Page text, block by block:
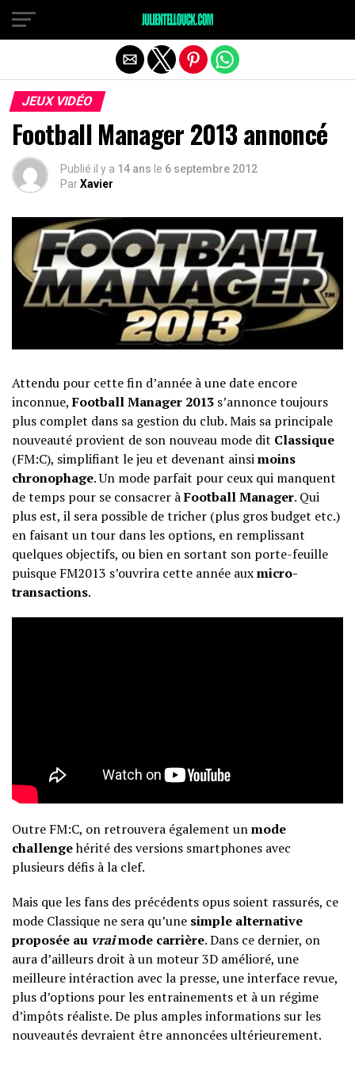
JEUX VIDÉO
Football Manager 2013 annoncé
Publié il y a 14 ans le 6 septembre 2012
ParXavier
Attendu pour cette fin d’année à une date encore
inconnue,Football Manager 2013 s’annonce toujours
plus complet dans sa gestion du club. Mais sa principale
nouveauté provient de son nouveau mode dit Classique
(FM:C), simplifiant le jeu et devenant ainsimoins
chronophage. Un mode parfait pour ceux qui manquent
de temps pour se consacrer àFootball Manager. Qui
plus est, il sera possible de tricher (plus gros budget etc.)
en faisant un tour dans les options, en remplissant
quelques objectifs, ou bien en sortant son porte-feuille
puisque FM2013 s’ouvrira cette année auxmicro-
transactions.
Outre FM:C, on retrouvera également unmode
challengehérité des versions smartphones avec
plusieurs défis à la clef.
Mais que les fans des précédents opus soient rassurés, ce
mode Classique ne sera qu’une simple alternative
proposée au vraimode carrière. Dans ce dernier, on
aura d’ailleurs droit à un moteur 3D amélioré, une
meilleure intéraction avec la presse, une interface revue,
plus d’options pour les entrainements et à un régime
d’impôts réaliste. De plus amples informations sur les
nouveautés devraient être annoncées ultérieurement.